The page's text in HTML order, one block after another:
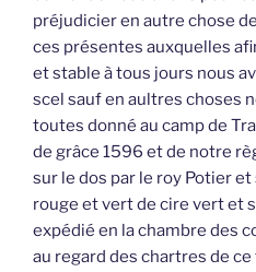
préjudicier en autre chose
ces présentes auxquelles
et stable à tous jours nous
scel sauf en aultres choses
toutes donné au camp de
de grâce 1596 et de notre
sur le dos par le roy Potier
rouge et vert de cire vert et
expédié en la chambre des
au regard des chartres de